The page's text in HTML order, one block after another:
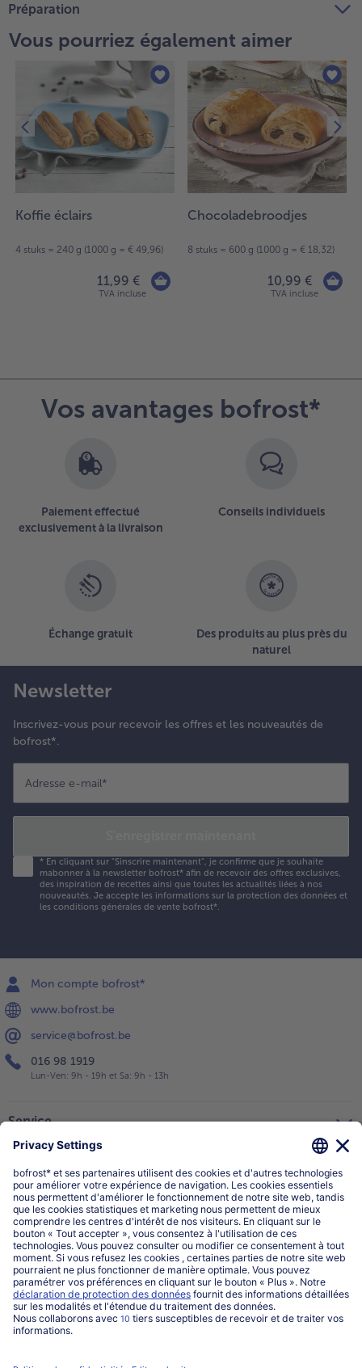
Préparation
Vous pourriez également aimer
Koffie éclairs
4 stuks = 240 g (1000 g = € 49,96)
11,99 €
TVA incluse
Chocoladebroodjes
8 stuks = 600 g (1000 g = € 18,32)
10,99 €
TVA incluse
Vos avantages bofrost*
Paiement effectué
exclusivement à la livraison
Conseils individuels
Échange gratuit
Des produits au plus près du
naturel
Newsletter
Inscrivez-vous pour recevoir les offres et les nouveautés de
bofrost*.
Adresse e-mail*
* En cliquant sur "Sinscrire maintenant", je confirme que je souhaite
mabonner à la newsletter bofrost* afin de recevoir des offres exclusives,
des inspiration de recettes ainsi que toutes les actualités liées à nos
nouveautés. Je accepte les informations sur la protection des données et
les conditions générales de vente bofrost*
Mon compte bofrost*
www.bofrost.be
service@bofrost.be
016 98 1919
Lun-Ven: 9h - 19h et Sa: 9h - 13h
Service
Catégories